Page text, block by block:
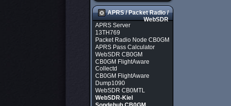
APRS / Packet Radio /
WebSDR
APRS Server
13TH769
Packet Radio Node CB0GM
APRS Pass Calculator
WebSDR CB0GM
CB0GM FlightAware
Collectd
CB0GM FlightAware
Dump1090
WebSDR CB0MTL
WebSDR-Kiel